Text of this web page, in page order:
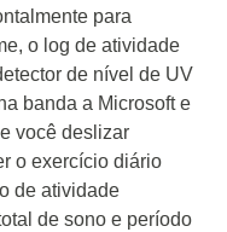
para
o log de atividade
de nível de UV
banda a Microsoft e
você deslizar
o exercício diário
de atividade
de sono e período